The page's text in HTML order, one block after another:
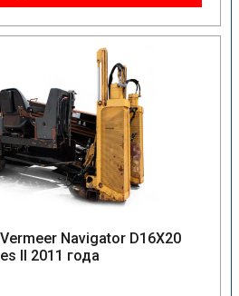
Navigator D16X20
II 2011 года